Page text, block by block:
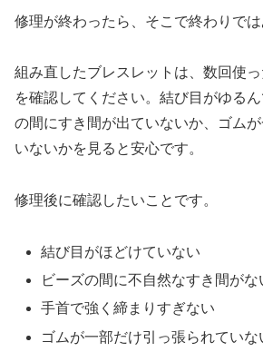
修理が終わったら、そこで終わりでは
組み直したブレスレットは、数回使
を確認してください。結び目がゆる
の間にすき間が出ていないか、ゴム
いないかを見ると安心です。
修理後に確認したいことです。
結び目がほどけていない
ビーズの間に不自然なすき間がな
手首で強く締まりすぎない
ゴムが一部だけ引っ張られていな